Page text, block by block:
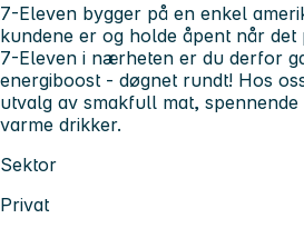
7-Eleven bygger på en enkel
kundene er og holde åpent når det
7-Eleven i nærheten er du derfor
energiboost - døgnet rundt! Hos
utvalg av smakfull mat,
varme drikker.
Sektor
Privat